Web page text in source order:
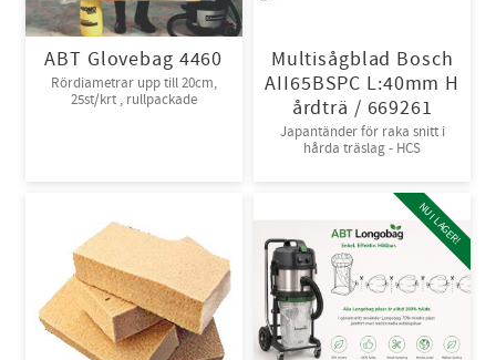
ABT Glovebag 4460
Rördiametrar upp till 20cm,
25st/krt , rullpackade
Multisågblad Bosch
AII65BSPC L:40mm H
årdträ / 669261
Japantänder för raka snitt i
hårda träslag - HCS
NU I LAGER!